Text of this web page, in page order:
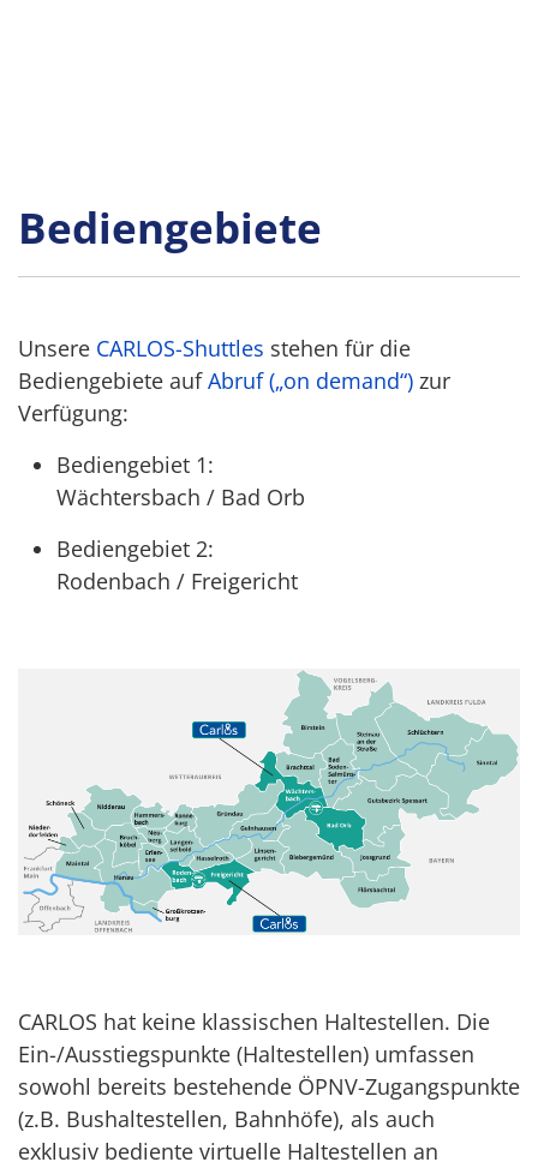
Bediengebiete
Unsere CARLOS-Shuttles stehen für die
Bediengebiete aufAbruf („on demand“) zur
Verfügung:
Bediengebiet 1:
Wächtersbach / Bad Orb
Bediengebiet 2:
Rodenbach / Freigericht
CARLOS hat keine klassischen Haltestellen. Die
Ein-/Ausstiegspunkte (Haltestellen) umfassen
sowohl bereits bestehende ÖPNV-Zugangspunkte
(z.B. Bushaltestellen, Bahnhöfe), als auch
exklusiv bediente virtuelle Haltestellen an